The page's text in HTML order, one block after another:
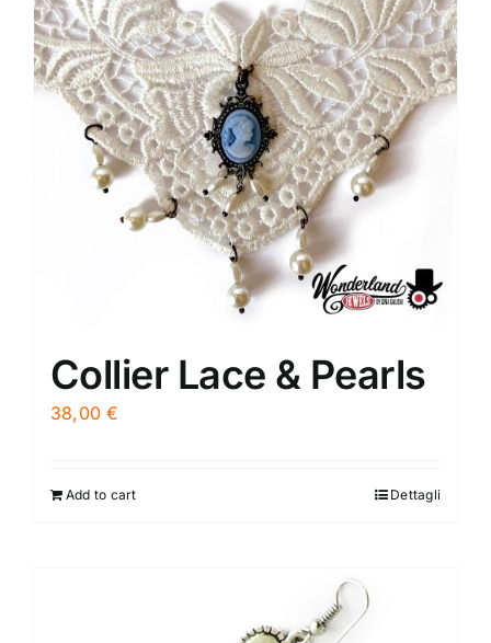
Collier Lace & Pearls
38,00€
Add to cart Dettagli